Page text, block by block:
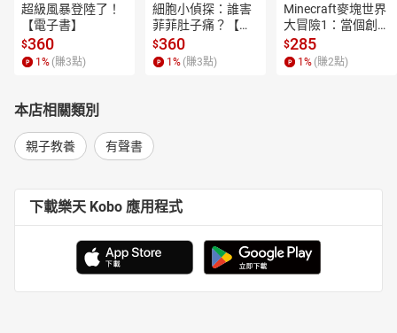
超級風暴登陸了！
【電子書】
$360
1 % (賺3點)
細胞小偵探：誰害
菲菲肚子痛？【電
子書】
$360
1 % (賺3點)
Minecraft麥塊世界
大冒險1：當個創世
神！【電子書】
$285
1 % (賺2點)
本店相關類別
親子教養 有聲書
下載樂天 Kobo 應用程式